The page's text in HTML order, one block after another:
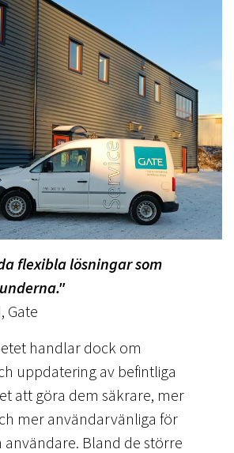
flexibla lösningar som
Gate
handlar dock om
uppdatering av befintliga
att göra dem säkrare, mer
mer användarvänliga för
Bland de större